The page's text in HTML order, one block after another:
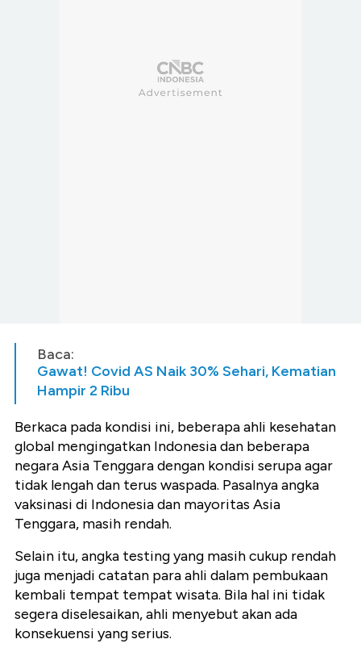
Baca:
Gawat! Covid AS Naik 30% Sehari, Kematian
Hampir 2 Ribu
Berkaca pada kondisi ini, beberapa ahli kesehatan
global mengingatkan Indonesia dan beberapa
negara Asia Tenggara dengan kondisi serupa agar
tidak lengah dan terus waspada. Pasalnya angka
vaksinasi di Indonesia dan mayoritas Asia
Tenggara, masih rendah.
Selain itu, angka testing yang masih cukup rendah
juga menjadi catatan para ahli dalam pembukaan
kembali tempat tempat wisata. Bila hal ini tidak
segera diselesaikan, ahli menyebut akan ada
konsekuensi yang serius.